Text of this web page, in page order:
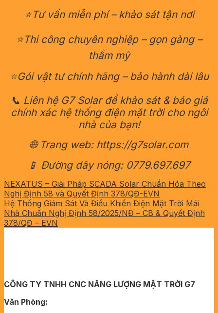
⭐Tư vấn miễn phí – khảo sát tận nơi
⭐Thi công chuyên nghiệp – gọn gàng –
thẩm mỹ
⭐Gói vật tư chính hãng – bảo hành dài lâu
📞 Liên hệ G7 Solar để khảo sát & báo giá
chính xác hệ thống điện mặt trời cho ngôi
nhà của bạn!
🌐 Trang web: https://g7solar.com
📱 Đường dây nóng: 0779.697.697
NEXATUS – Giải Pháp SCADA Solar Chuẩn Hóa Theo
Nghị Định 58 và Quyết Định 378/QĐ-EVN
Hệ Thống Giám Sát Và Điều Khiển Điện Mặt Trời Mái
Nhà Chuẩn Nghị Định 58/2025/NĐ – CB & Quyết Định
378/QĐ – EVN
CÔNG TY TNHH CNC NĂNG LƯỢNG MẶT TRỜI G7
Văn Phòng: